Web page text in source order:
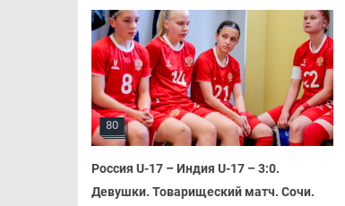
80
Россия U-17 – Индия U-17 – 3:0.
Девушки. Товарищеский матч. Сочи.